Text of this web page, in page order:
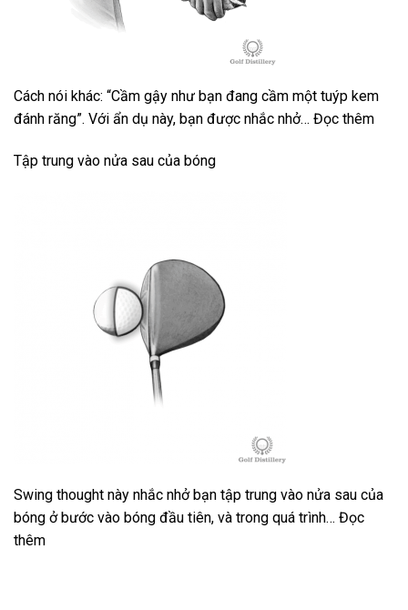
Cách nói khác: “Cầm gậy như bạn đang cầm một tuýp kem
đánh răng”. Với ẩn dụ này, bạn được nhắc nhở… Đọc thêm
Tập trung vào nửa sau của bóng
Swing thought này nhắc nhở bạn tập trung vào nửa sau của
bóng ở bước vào bóng đầu tiên, và trong quá trình… Đọc
thêm